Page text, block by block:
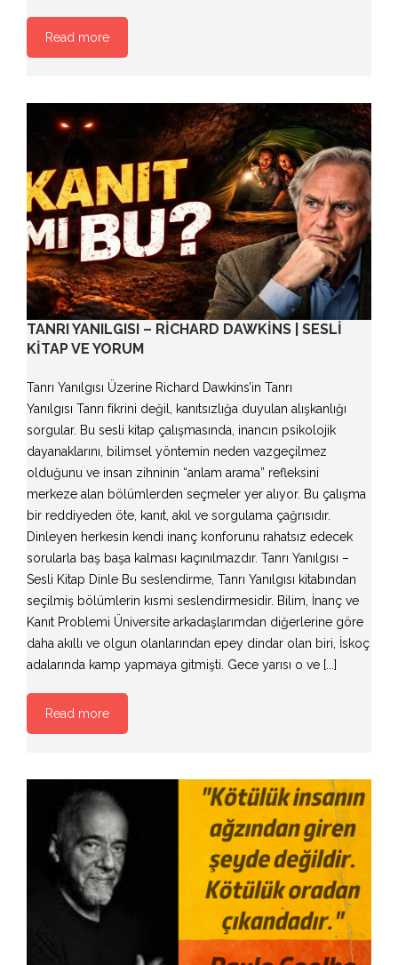
Read more
TANRI YANILGISI – RICHARD DAWKINS | SESLI
KITAP VE YORUM
Tanrı Yanılgısı Üzerine Richard Dawkins’in Tanrı
Yanılgısı Tanrı fikrini değil, kanıtsızlığa duyulan alışkanlığı
sorgular. Bu sesli kitap çalışmasında, inancın psikolojik
dayanaklarını, bilimsel yöntemin neden vazgeçilmez
olduğunu ve insan zihninin “anlam arama” refleksini
merkeze alan bölümlerden seçmeler yer alıyor. Bu çalışma
bir reddiyeden öte, kanıt, akıl ve sorgulama çağrısıdır.
Dinleyen herkesin kendi inanç konforunu rahatsız edecek
sorularla baş başa kalması kaçınılmazdır. Tanrı Yanılgısı –
Sesli Kitap Dinle Bu seslendirme, Tanrı Yanılgısı kitabından
seçilmiş bölümlerin kısmi seslendirmesidir. Bilim, İnanç ve
Kanıt Problemi Üniversite arkadaşlarımdan diğerlerine göre
daha akıllı ve olgun olanlarından epey dindar olan biri, İskoç
adalarında kamp yapmaya gitmişti. Gece yarısı o ve [...]
Read more